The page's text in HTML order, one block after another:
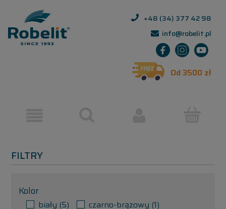
+48 (34) 377 42 98
info@robelit.pl
Od 3500 zł
FILTRY
Kolor
biały (5) czarno-brązowy (1)